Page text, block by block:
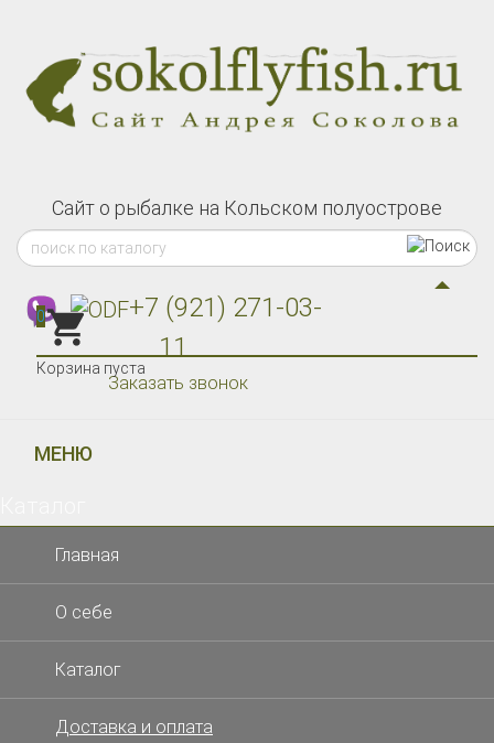
Сайт о рыбалке на Кольском полуострове
+7 (921) 271-03-
11
Заказать звонок
0
Корзина пуста
МЕНЮ
Главная
О себе
Каталог
Доставка и оплата